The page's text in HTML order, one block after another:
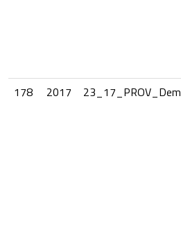
178
2017 23_17_PROV_Dem